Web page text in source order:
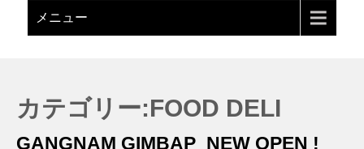
メニュー
カテゴリー:FOOD DELI
GANGNAM GIMBAP_NEW OPEN !